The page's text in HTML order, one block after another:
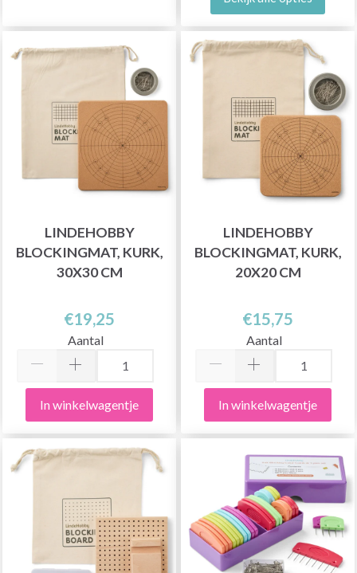
LINDEHOBBY
BLOCKINGMAT, KURK,
30X30 CM
€19,25
Aantal
In winkelwagentje
LINDEHOBBY
BLOCKINGMAT, KURK,
20X20 CM
€15,75
Aantal
In winkelwagentje